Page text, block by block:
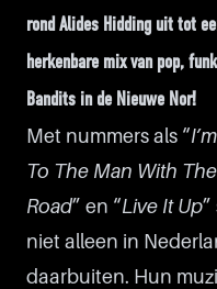
rond Alides Hidding uit tot
herkenbare mix van pop,
Bandits in de Nieuwe Nor!
Met nummers als “
To The Man With
Road” en “Live It Up
niet alleen in
daarbuiten. Hun